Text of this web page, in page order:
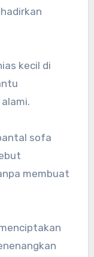
kecil di
sofa
membuat